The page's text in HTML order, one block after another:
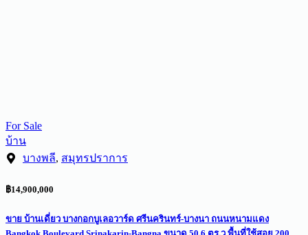
For Sale
บ้าน
บางพลี, สมุทรปราการ
฿14,900,000
ขาย บ้านเดี่ยว บางกอกบูเลอวาร์ด ศรีนครินทร์-บางนา ถนนหนามแดง